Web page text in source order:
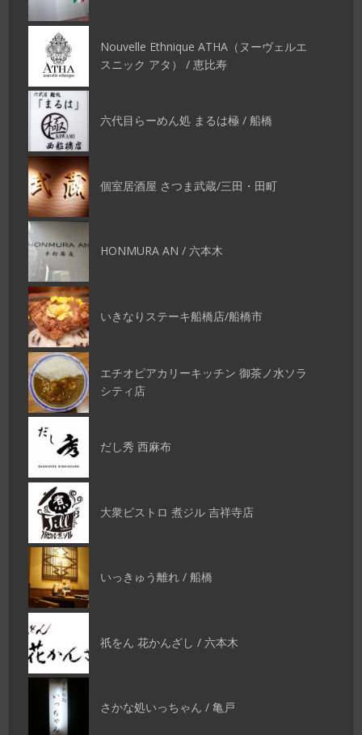
Nouvelle Ethnique ATHA（ヌーヴェルエ
スニック アタ） / 恵比寿
六代目らーめん処 まるは極 / 船橋
個室居酒屋 さつま武蔵/三田・田町
HONMURA AN / 六本木
いきなりステーキ船橋店/船橋市
エチオピアカリーキッチン 御茶ノ水ソラ
シティ店
だし秀 西麻布
大衆ビストロ 煮ジル 吉祥寺店
いっきゅう離れ / 船橋
祇をん 花かんざし / 六本木
さかな処いっちゃん / 亀戸